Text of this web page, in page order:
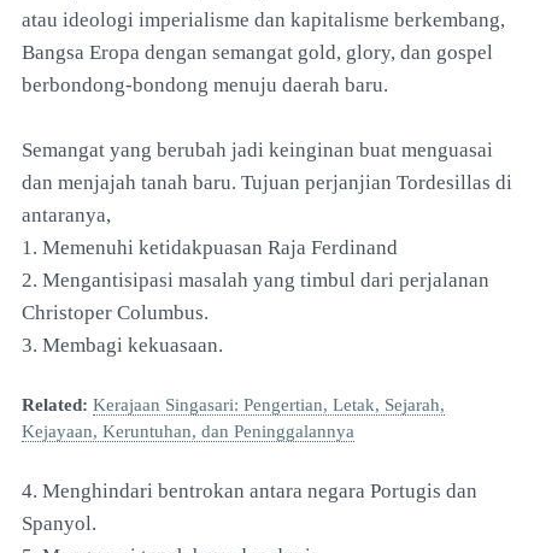
atau ideologi imperialisme dan kapitalisme berkembang,
Bangsa Eropa dengan semangat gold, glory, dan gospel
berbondong-bondong menuju daerah baru.
Semangat yang berubah jadi keinginan buat menguasai
dan menjajah tanah baru. Tujuan perjanjian Tordesillas di
antaranya,
1. Memenuhi ketidakpuasan Raja Ferdinand
2. Mengantisipasi masalah yang timbul dari perjalanan
Christoper Columbus.
3. Membagi kekuasaan.
Related: Kerajaan Singasari: Pengertian, Letak, Sejarah,
Kejayaan, Keruntuhan, dan Peninggalannya
4. Menghindari bentrokan antara negara Portugis dan
Spanyol.